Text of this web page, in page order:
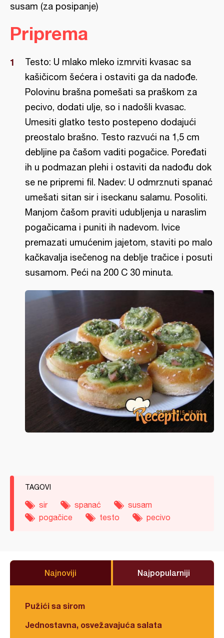
susam (za posipanje)
Priprema
Testo: U mlako mleko izmrviti kvasac sa
kašičicom šećera i ostaviti ga da nadođe.
Polovinu brašna pomešati sa praškom za
pecivo, dodati ulje, so i nadošli kvasac.
Umesiti glatko testo postepeno dodajući
preostalo brašno. Testo razvući na 1,5 cm
debljine pa čašom vaditi pogačice. Poređati
ih u podmazan plehi i ostaviti da nadođu dok
se ne pripremi fil. Nadev: U odmrznuti spanać
umešati sitan sir i iseckanu salamu. Posoliti.
Manjom čašom praviti udubljenja u naraslim
pogačicama i puniti ih nadevom. Ivice
premazati umućenim jajetom, staviti po malo
kačkavalja isečenog na deblje tračice i posuti
susamom. Peći na 200 C 30 minuta.
TAGOVI
sir spanać
susam
pogačice
testo pecivo
Najnoviji Najpopularniji
Pužići sa sirom
Jednostavna, osvežavajuća salata